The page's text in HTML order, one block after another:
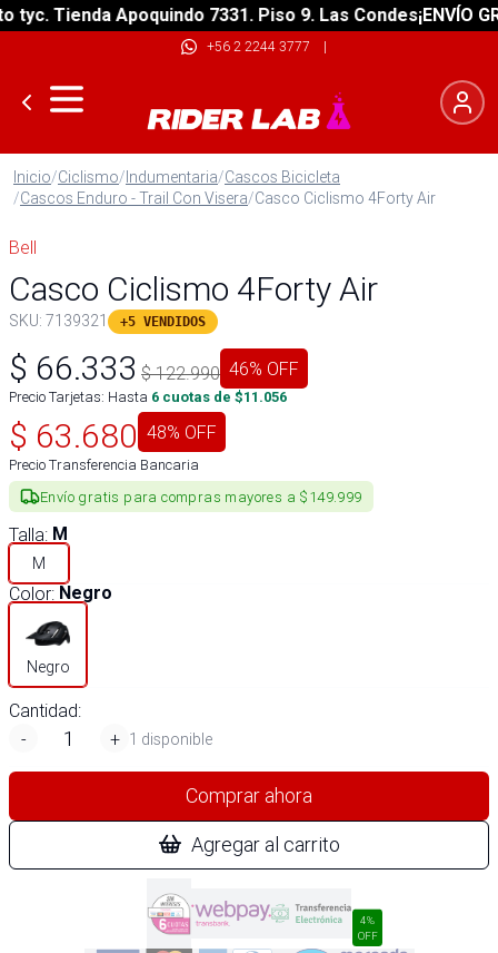
Tienda Apoquindo 7331. Piso 9. Las Condes¡ENVÍO
+56 2 2244 3777 |
Inicio/Ciclismo/Indumentaria/Cascos Bicicleta
/Cascos Enduro - Trail Con Visera/Casco Ciclismo 4Forty Air
Bell
Casco Ciclismo 4Forty Air
SKU: 7139321 +5 VENDIDOS
$ 66.333 $122.990 46% OFF
Precio Tarjetas: Hasta 6 cuotas de $11.056
$ 63.680 48% OFF
Precio Transferencia Bancaria
Envío gratis para compras mayores a $149.999
Talla: M
M
Color: Negro
Negro
Cantidad:
-
+ 1 disponible
Comprar ahora
Agregar al carrito
4%
OFF